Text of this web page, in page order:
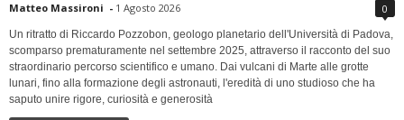
Matteo Massironi - 1 Agosto 2026 0
Un ritratto di Riccardo Pozzobon, geologo planetario dell'Università di Padova,
scomparso prematuramente nel settembre 2025, attraverso il racconto del suo
straordinario percorso scientifico e umano. Dai vulcani di Marte alle grotte
lunari, fino alla formazione degli astronauti, l'eredità di uno studioso che ha
saputo unire rigore, curiosità e generosità